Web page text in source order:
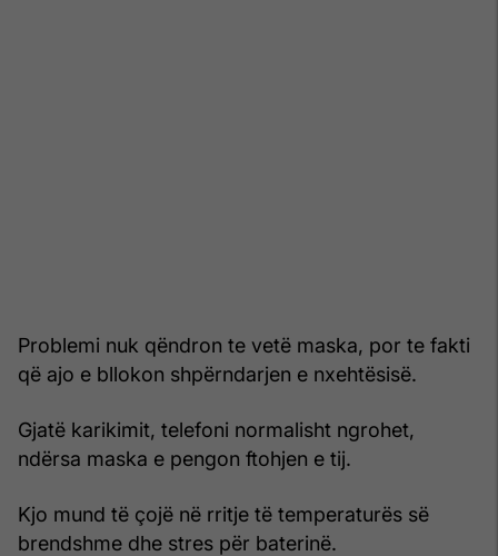
Problemi nuk qëndron te vetë maska, por te fakti
që ajo e bllokon shpërndarjen e nxehtësisë.
Gjatë karikimit, telefoni normalisht ngrohet,
ndërsa maska e pengon ftohjen e tij.
Kjo mund të çojë në rritje të temperaturës së
brendshme dhe stres për baterinë.